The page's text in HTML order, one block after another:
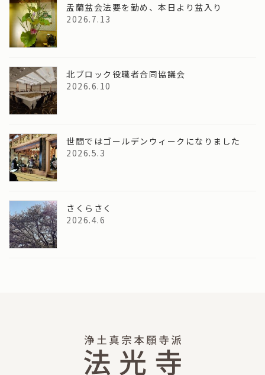
盂蘭盆会法要を勤め、本日より盆入り
2026.7.13
北ブロック役職者合同協議会
2026.6.10
世間ではゴールデンウィークになりました
2026.5.3
さくらさく
2026.4.6